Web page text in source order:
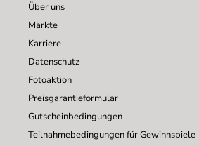
Über uns
Märkte
Karriere
Datenschutz
Fotoaktion
Preisgarantieformular
Gutscheinbedingungen
Teilnahmebedingungen für Gewinnspiele